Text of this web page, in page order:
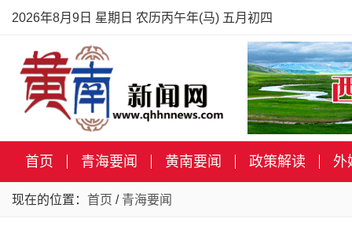
2026年8月9日 星期日 农历丙午年(马) 五月初四
首页 青海要闻 黄南要闻 政策解读 外
现在的位置： 首页 / 青海要闻